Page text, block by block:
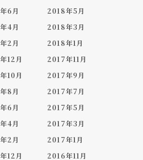
6月
2018年5月
4月
2018年3月
2月
2018年1月
12月
2017年11月
10月
2017年9月
8月
2017年7月
6月
2017年5月
4月
2017年3月
2月
2017年1月
12月
2016年11月